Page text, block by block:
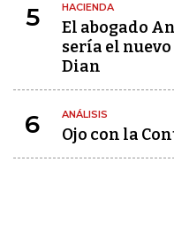
5 HACIENDA
El abogado
sería el
Dian
6 ANÁLISIS
Ojo con la